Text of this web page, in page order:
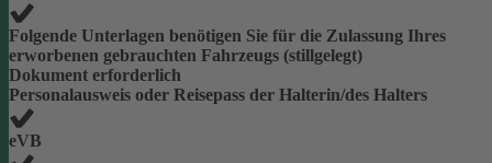
Folgende Unterlagen benötigen Sie für die Zulassung Ihres
erworbenen gebrauchten Fahrzeugs (stillgelegt)
Dokument erforderlich
Personalausweis oder Reisepass der Halterin/des Halters
eVB